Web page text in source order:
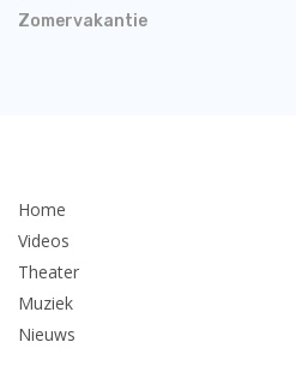
Zomervakantie
Home
Videos
Theater
Muziek
Nieuws